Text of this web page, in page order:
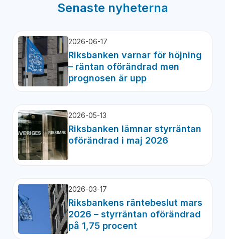
Senaste nyheterna
2026-06-17
Riksbanken varnar för höjning
– räntan oförändrad men
prognosen är upp
2026-05-13
Riksbanken lämnar styrräntan
oförändrad i maj 2026
2026-03-17
Riksbankens räntebeslut mars
2026 – styrräntan oförändrad
på 1,75 procent